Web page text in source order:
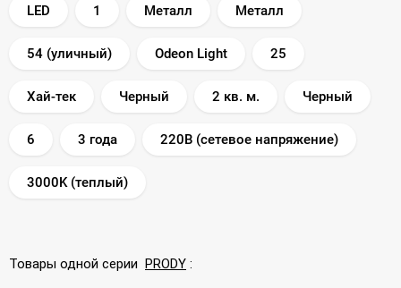
LED 1 Металл Металл
54 (уличный) Odeon Light 25
Хай-тек Черный 2 кв. м. Черный
6 3 года 220В (сетевое напряжение)
3000K (теплый)
Товары одной серии PRODY :